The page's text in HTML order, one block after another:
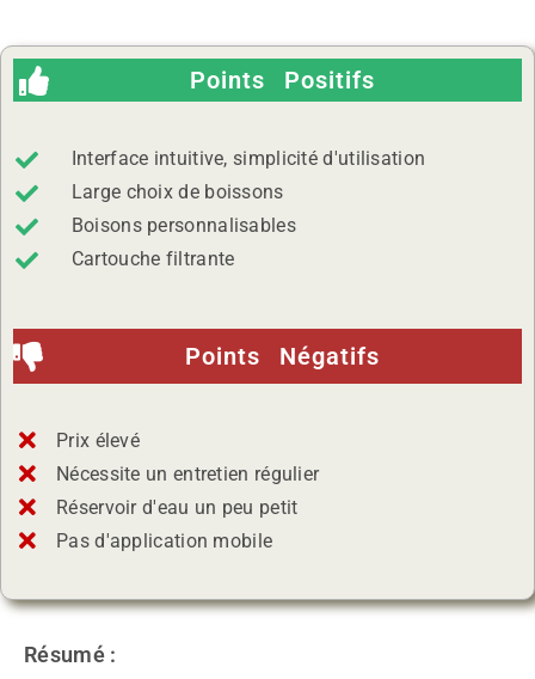
Points Positifs
Interface intuitive, simplicité d'utilisation
Large choix de boissons
Boisons personnalisables
Cartouche filtrante
Points Négatifs
Prix élevé
Nécessite un entretien régulier
Réservoir d'eau un peu petit
Pas d'application mobile
Résumé :